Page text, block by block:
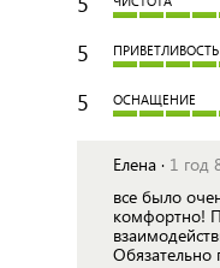
5
5 ОСНАЩЕНИЕ
Елена · 1 год
все было
комфортно!